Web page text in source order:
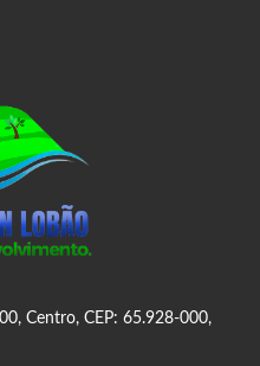
Centro, CEP: 65.928-000,